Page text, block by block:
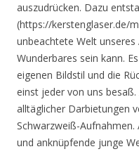
auszudrücken. Dazu
(https://kerstenglaser.de/
unbeachtete Welt
Wunderbares sein kann.
eigenen Bildstil und die
einst jeder von uns
alltäglicher Darbietungen
Schwarzweiß-
und anknüpfende junge